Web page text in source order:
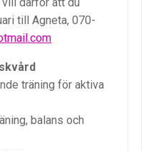
till Agneta, 070-
träning för aktiva
balans och